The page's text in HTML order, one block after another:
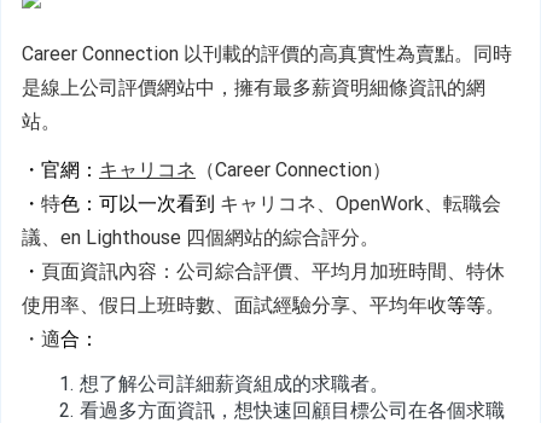
Career Connection 以刊載的評價的高真實性為賣點。同時
是線上公司評價網站中，擁有最多薪資明細條資訊的網
站。
・官網： キャリコネ （Career Connection）
・ 特色：可以一次看到 キャリコネ、OpenWork、転職会
議、en Lighthouse 四個網站的綜合評分。
・ 頁面資訊內容： 公司綜合評價、平均月加班時間、特休
使用率、假日上班時數、面試經驗分享、平均年收等等。
・適合：
想了解公司詳細薪資組成的求職者。
看過多方面資訊，想快速回顧目標公司在各個求職